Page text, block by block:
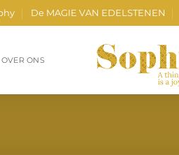
De MAGIE VAN EDELSTENEN
OVER ONS